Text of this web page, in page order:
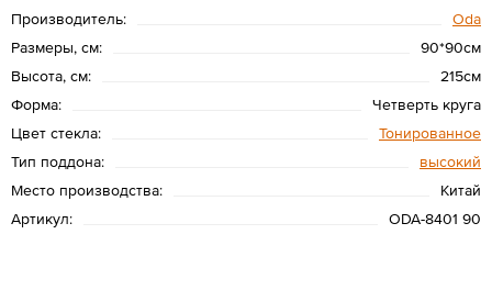
Производитель:
Oda
Размеры, см:
90*90см
Высота, см:
215см
Форма:
Четверть круга
Цвет стекла:
Тонированное
Тип поддона:
высокий
Место производства:
Китай
Артикул:
ODA-8401 90